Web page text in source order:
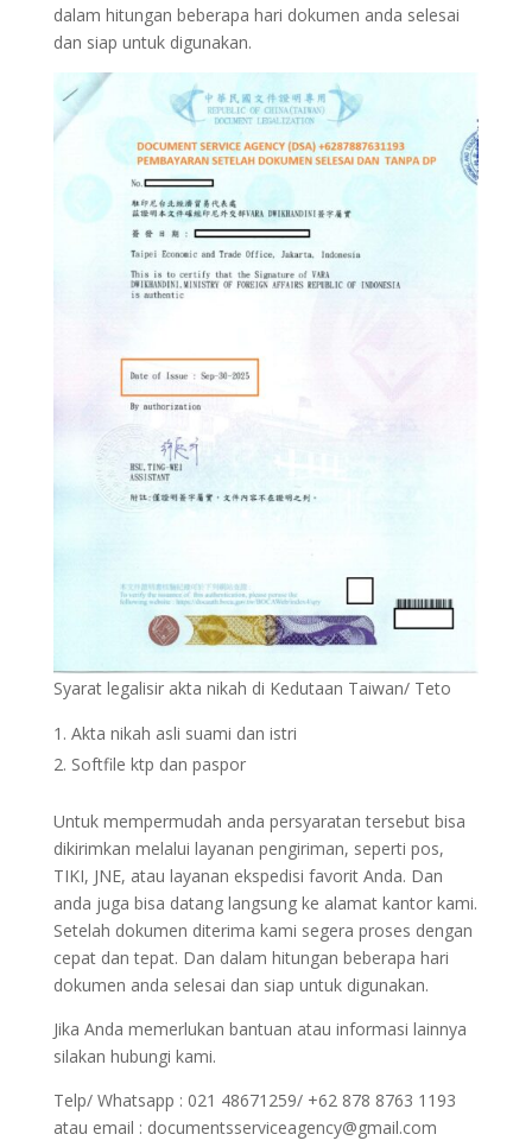
dalam hitungan beberapa hari dokumen anda selesai
dan siap untuk digunakan.
Syarat legalisir akta nikah di Kedutaan Taiwan/ Teto
Akta nikah asli suami dan istri
Softfile ktp dan paspor
Untuk mempermudah anda persyaratan tersebut bisa
dikirimkan melalui layanan pengiriman, seperti pos,
TIKI, JNE, atau layanan ekspedisi favorit Anda. Dan
anda juga bisa datang langsung ke alamat kantor kami.
Setelah dokumen diterima kami segera proses dengan
cepat dan tepat. Dan dalam hitungan beberapa hari
dokumen anda selesai dan siap untuk digunakan.
Jika Anda memerlukan bantuan atau informasi lainnya
silakan hubungi kami.
Telp/ Whatsapp : 021 48671259/ +62 878 8763 1193
atau email : documentsserviceagency@gmail.com